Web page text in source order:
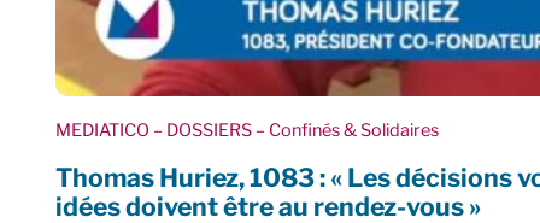
MEDIATICO – DOSSIERS – Confinés & Solidaires
Thomas Huriez, 1083 : « Les décisions
idées doivent être au rendez-vous »